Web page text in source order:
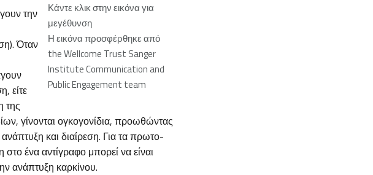
Κάντε κλικ στην εικόνα για
μεγέθυνση
Η εικόνα προσφέρθηκε από
the Wellcome Trust Sanger
Institute Communication and
Public Engagement team
την
Όταν
είτε
της
γίνονται ογκογονίδια, προωθώντας
ανάπτυξη και διαίρεση. Για τα πρωτο-
στο ένα αντίγραφο μπορεί να είναι
ανάπτυξη καρκίνου.